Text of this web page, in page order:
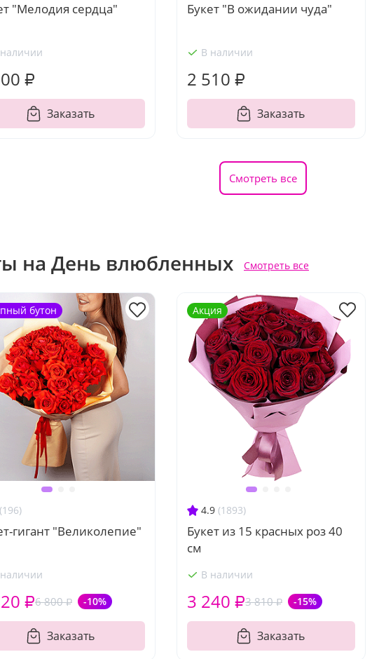
"Мелодия сердца"
₽
Заказать
Букет "В ожидании чуда"
В наличии
2 510 ₽
Заказать
Смотреть все
на День влюбленных Смотреть все
(196)
гигант "Великолепие"
6 800 ₽ -10%
₽
Заказать
бутон
4.9 (1893)
Букет из 15 красных роз 40
см
В наличии
3 810 ₽ -15%
3 240 ₽
Заказать
Акция